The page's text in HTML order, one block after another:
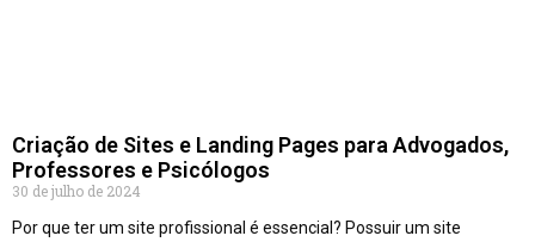
Criação de Sites e Landing Pages para Advogados,
Professores e Psicólogos
30 de julho de 2024
Por que ter um site profissional é essencial? Possuir um site